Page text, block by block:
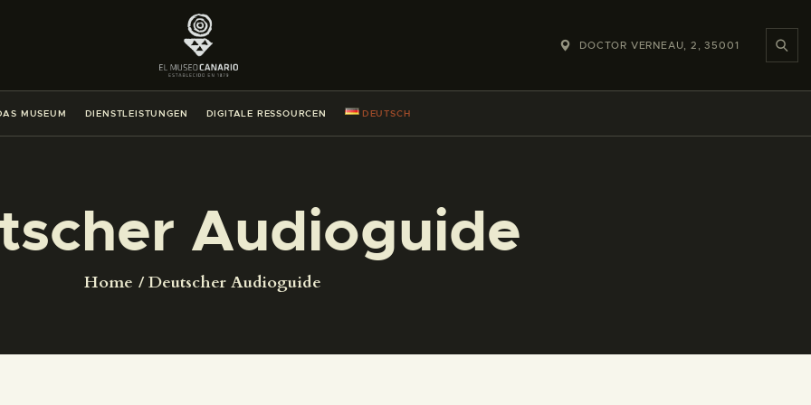
DOCTOR VERNEAU, 2, 35001
MUSEUM DIENSTLEISTUNGEN DIGITALE RESSOURCEN DEUTSCH
Audioguide
Home Deutscher Audioguide
DIENSTLEISTUNGEN
DIGITALE RESSOURCEN
DAS MUSEUM